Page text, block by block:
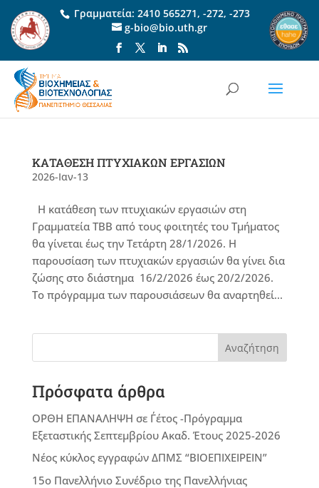
Γραμματεία: 2410 565271, -272, -273
g-bio@bio.uth.gr
ΚΑΤΑΘΕΣΗ ΠΤΥΧΙΑΚΩΝ ΕΡΓΑΣΙΩΝ
2026-Ιαν-13
Η κατάθεση των πτυχιακών εργασιών στη
Γραμματεία TBB από τους φοιτητές του Τμήματος
θα γίνεται έως την Τετάρτη 28/1/2026. Η
παρουσίαση των πτυχιακών εργασιών θα γίνει δια
ζώσης στο διάστημα 16/2/2026 έως 20/2/2026.
Το πρόγραμμα των παρουσιάσεων θα αναρτηθεί...
Αναζήτηση
Πρόσφατα άρθρα
ΟΡΘΗ ΕΠΑΝΑΛΗΨΗ σε Γ΄έτος -Πρόγραμμα
Εξεταστικής Σεπτεμβρίου Ακαδ. Έτους 2025-2026
Νέος κύκλος εγγραφών ΔΠΜΣ “ΒΙΟΕΠΙΧΕΙΡΕΙΝ”
15ο Πανελλήνιο Συνέδριο της Πανελλήνιας